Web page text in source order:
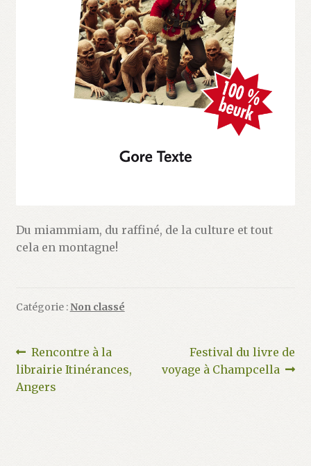
Du miammiam, du raffiné, de la culture et tout
cela en montagne!
Catégorie :Non classé
Navigation
de
Article
précédent :
Rencontre à la
librairie Itinérances,
Angers
Article
suivant :
Festival du livre de
voyage à Champcella